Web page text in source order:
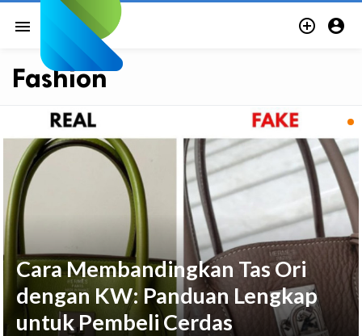
menu  
Fashion
Cara Membandingkan Tas Ori
dengan KW: Panduan Lengkap
untuk Pembeli Cerdas